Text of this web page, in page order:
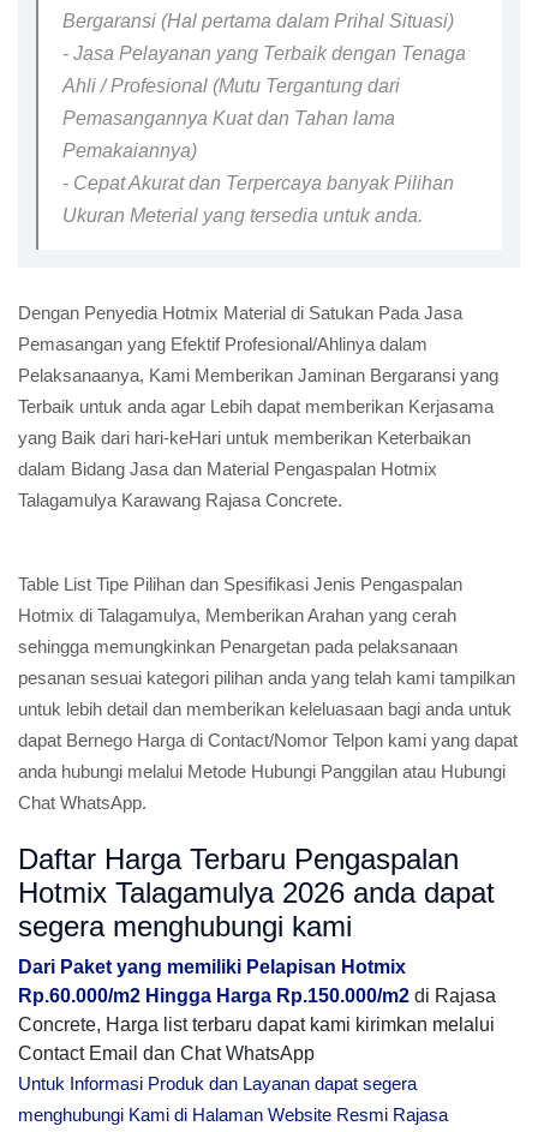
Bergaransi (Hal pertama dalam Prihal Situasi)
- Jasa Pelayanan yang Terbaik dengan Tenaga
Ahli / Profesional (Mutu Tergantung dari
Pemasangannya Kuat dan Tahan lama
Pemakaiannya)
- Cepat Akurat dan Terpercaya banyak Pilihan
Ukuran Meterial yang tersedia untuk anda.
Dengan Penyedia Hotmix Material di Satukan Pada Jasa
Pemasangan yang Efektif Profesional/Ahlinya dalam
Pelaksanaanya, Kami Memberikan Jaminan Bergaransi yang
Terbaik untuk anda agar Lebih dapat memberikan Kerjasama
yang Baik dari hari-keHari untuk memberikan Keterbaikan
dalam Bidang Jasa dan Material Pengaspalan Hotmix
Talagamulya Karawang Rajasa Concrete.
Table List Tipe Pilihan dan Spesifikasi Jenis Pengaspalan
Hotmix di Talagamulya, Memberikan Arahan yang cerah
sehingga memungkinkan Penargetan pada pelaksanaan
pesanan sesuai kategori pilihan anda yang telah kami tampilkan
untuk lebih detail dan memberikan keleluasaan bagi anda untuk
dapat Bernego Harga di Contact/Nomor Telpon kami yang dapat
anda hubungi melalui Metode Hubungi Panggilan atau Hubungi
Chat WhatsApp.
Daftar Harga Terbaru Pengaspalan
Hotmix Talagamulya 2026 anda dapat
segera menghubungi kami
Dari Paket yang memiliki Pelapisan Hotmix
Rp.60.000/m2 Hingga Harga Rp.150.000/m2 di Rajasa
Concrete, Harga list terbaru dapat kami kirimkan melalui
Contact Email dan Chat WhatsApp
Untuk Informasi Produk dan Layanan dapat segera
menghubungi Kami di Halaman Website Resmi Rajasa